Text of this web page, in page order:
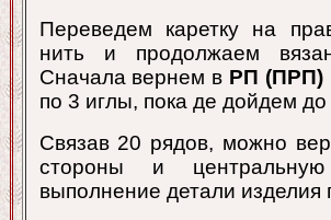
Переведем каретку на
нить и продолжаем
Сначала вернем в РП (ПРП)
по 3 иглы, пока де дойдем
Связав 20 рядов, можно
стороны и
выполнение детали изделия